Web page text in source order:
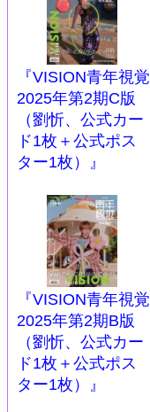
『VISION青年視覚
2025年第2期C版
（劉忻、公式カー
ド1枚＋公式ポス
ター1枚）』
『VISION青年視覚
2025年第2期B版
（劉忻、公式カー
ド1枚＋公式ポス
ター1枚）』